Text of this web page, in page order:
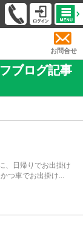
お問合せ
ブログ記事
、日帰りでお出掛け
つ車でお出掛け...